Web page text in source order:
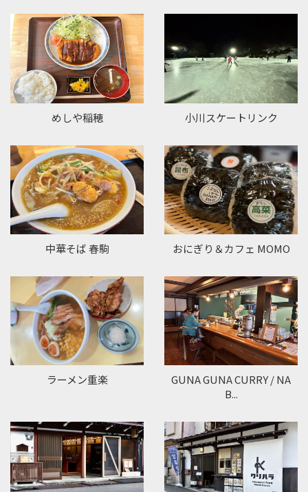
めしや稲穂 小川スケートリンク
中華そば 春駒 おにぎり＆カフェ MOMO
ラーメン重楽
GUNA GUNA CURRY / NA
B...